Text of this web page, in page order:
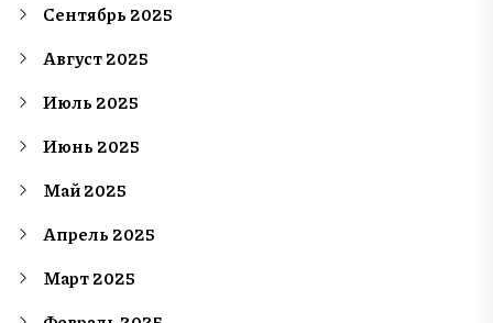
Сентябрь 2025
Август 2025
Июль 2025
Июнь 2025
Май 2025
Апрель 2025
Март 2025